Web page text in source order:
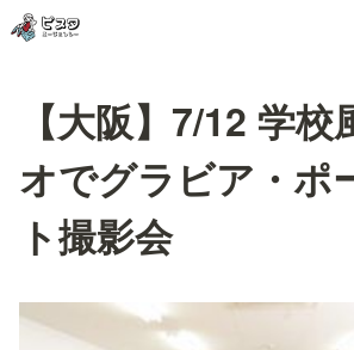
【大阪】7/12 学
オでグラビア・ポ
ト撮影会